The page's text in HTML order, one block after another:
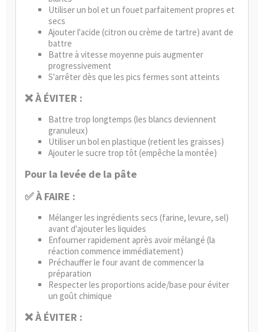
Utiliser un bol et un fouet parfaitement propres et
secs
Ajouter l'acide (citron ou crème de tartre) avant de
battre
Battre à vitesse moyenne puis augmenter
progressivement
S'arrêter dès que les pics fermes sont atteints
❌ À ÉVITER :
Battre trop longtemps (les blancs deviennent
granuleux)
Utiliser un bol en plastique (retient les graisses)
Ajouter le sucre trop tôt (empêche la montée)
Pour la levée de la pâte
✅ À FAIRE :
Mélanger les ingrédients secs (farine, levure, sel)
avant d'ajouter les liquides
Enfourner rapidement après avoir mélangé (la
réaction commence immédiatement)
Préchauffer le four avant de commencer la
préparation
Respecter les proportions acide/base pour éviter
un goût chimique
❌ À ÉVITER :